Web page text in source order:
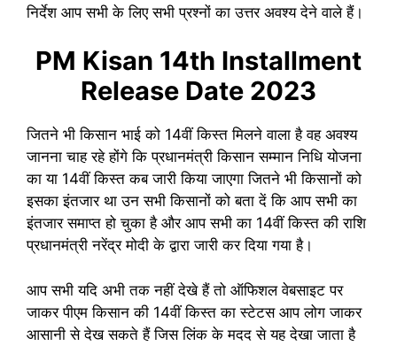
निर्देश आप सभी के लिए सभी प्रश्नों का उत्तर अवश्य देने वाले हैं।
PM Kisan 14th Installment
Release Date 2023
जितने भी किसान भाई को 14वीं किस्त मिलने वाला है वह अवश्य
जानना चाह रहे होंगे कि प्रधानमंत्री किसान सम्मान निधि योजना
का या 14वीं किस्त कब जारी किया जाएगा जितने भी किसानों को
इसका इंतजार था उन सभी किसानों को बता दें कि आप सभी का
इंतजार समाप्त हो चुका है और आप सभी का 14वीं किस्त की राशि
प्रधानमंत्री नरेंद्र मोदी के द्वारा जारी कर दिया गया है।
आप सभी यदि अभी तक नहीं देखे हैं तो ऑफिशल वेबसाइट पर
जाकर पीएम किसान की 14वीं किस्त का स्टेटस आप लोग जाकर
आसानी से देख सकते हैं जिस लिंक के मदद से यह देखा जाता है